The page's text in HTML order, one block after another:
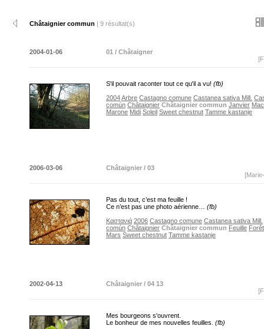
Châtaignier commun | 9 résultat(s)
2004-01-06
01 / Châtaigner
S'il pouvait raconter tout ce qu'il a vu! (fb)
2004Arbre Castagno comune Castanea sativa Mill.
común Châtaignier Châtaignier commun Janvier
Marone Midi Soleil Sweet chestnut Tamme kastanje
2006-03-06
Châtaignier / 03
Pas du tout, c’est ma feuille !
Ce n’est pas une photo aérienne… (fb)
Καστανιά 2006 Castagno comune Castanea sativa Mill.
común Châtaignier Châtaignier commun Feuille Forêt
Mars Sweet chestnut Tamme kastanje
2002-04-13
Châtaignier / 04 13
Mes bourgeons s'ouvrent.
Le bonheur de mes nouvelles feuilles. (fb)